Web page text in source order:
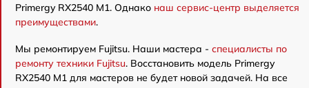
Primergy RX2540 M1. Однако наш сервис-центр выделяется
преимуществами.
Мы ремонтируем Fujitsu. Наши мастера - специалисты по
ремонту техники Fujitsu. Восстановить модель Primergy
RX2540 M1 для мастеров не будет новой задачей. На все